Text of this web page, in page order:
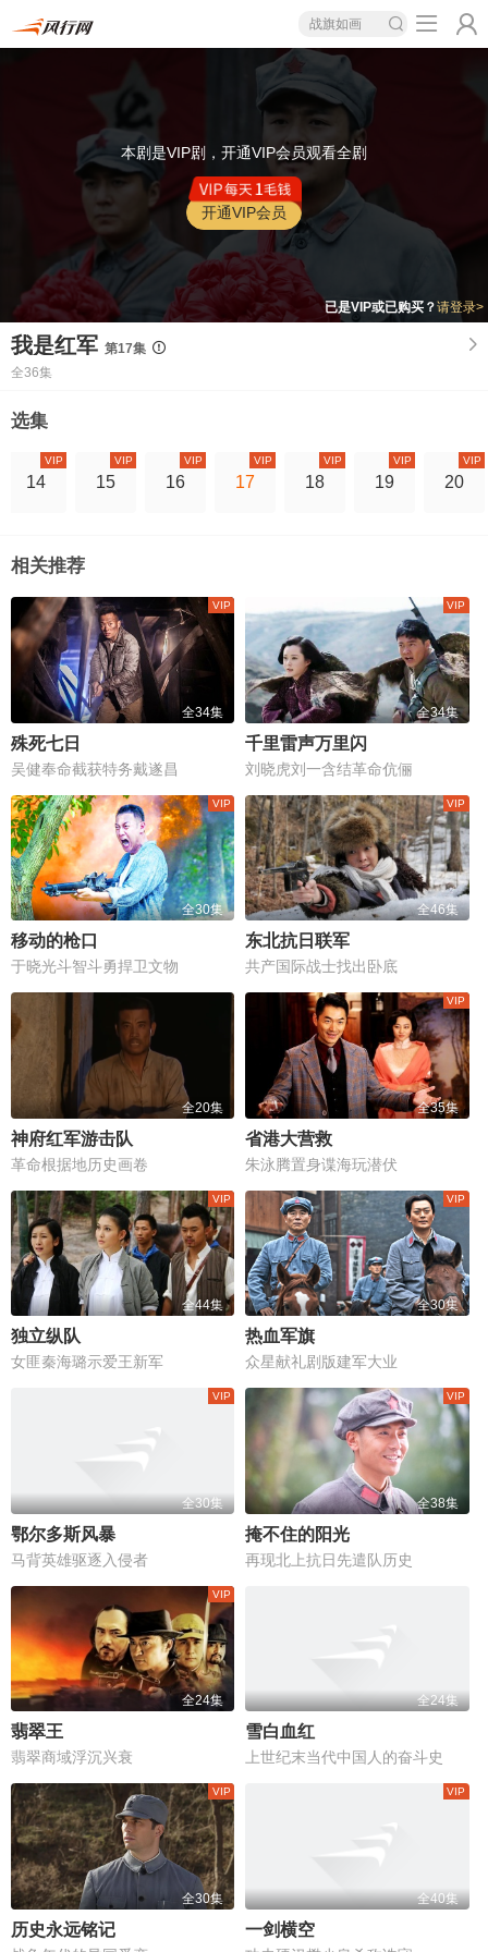
战旗如画
本剧是VIP剧，开通VIP会员观看全剧
开通VIP会员
已是VIP或已购买？请登录>
我是红军 第17集
全36集
选集
14
VIP
15
VIP
16
VIP
17
VIP
18
VIP
19
VIP
20
VIP
相关推荐
全34集
殊死七日
吴健奉命截获特务戴遂昌
全34集
千里雷声万里闪
刘晓虎刘一含结革命伉俪
全30集
移动的枪口
于晓光斗智斗勇捍卫文物
全46集
东北抗日联军
共产国际战士找出卧底
全20集
神府红军游击队
革命根据地历史画卷
全35集
省港大营救
朱泳腾置身谍海玩潜伏
全44集
独立纵队
女匪秦海璐示爱王新军
全30集
热血军旗
众星献礼剧版建军大业
全30集
鄂尔多斯风暴
马背英雄驱逐入侵者
全38集
掩不住的阳光
再现北上抗日先遣队历史
全24集
翡翠王
翡翠商域浮沉兴衰
全24集
雪白血红
上世纪末当代中国人的奋斗史
全30集
历史永远铭记
全40集
一剑横空